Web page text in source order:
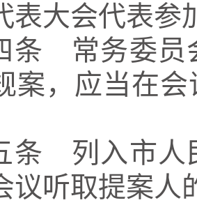
表大会代表参
条 常务委员
案，应当在
条 列入市人
议听取提案人